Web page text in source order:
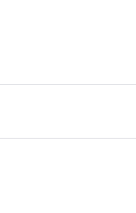
이스호텔